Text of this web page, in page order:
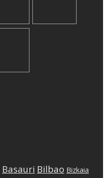
Basauri Bilbao Bizkaia